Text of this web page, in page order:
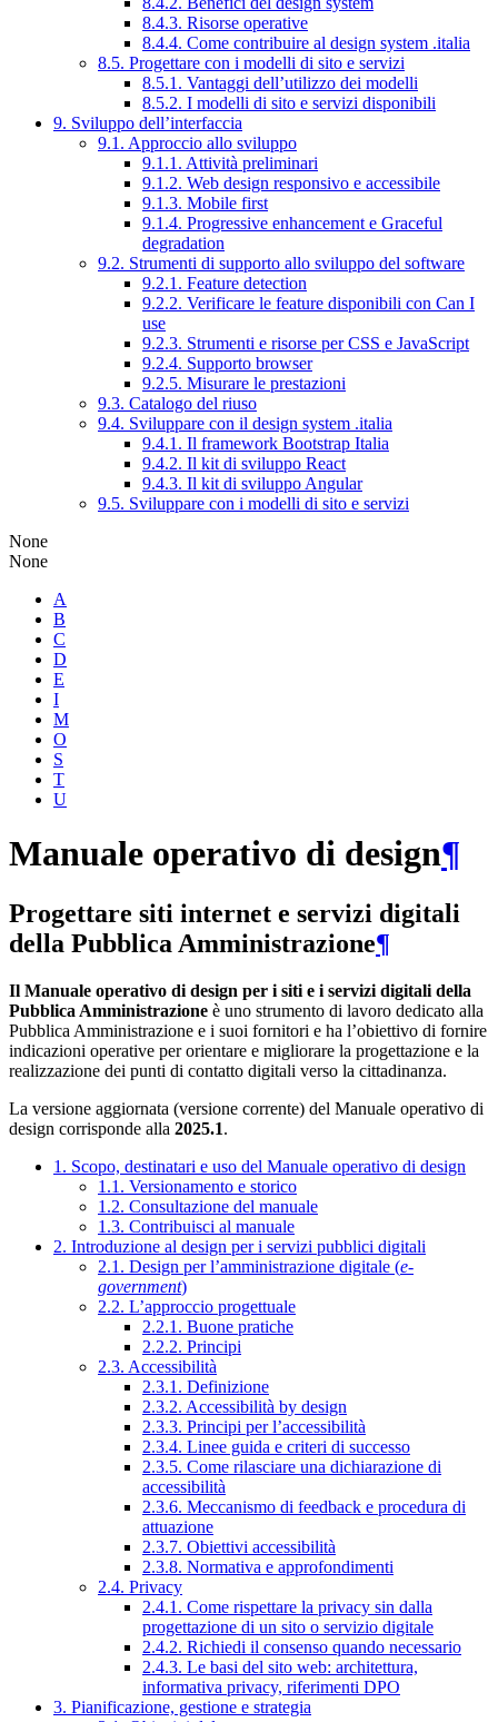
8.4.3. Risorse operative
8.4.4. Come contribuire al design system .italia
8.5. Progettare con i modelli di sito e servizi
8.5.1. Vantaggi dell’utilizzo dei modelli
8.5.2. I modelli di sito e servizi disponibili
9. Sviluppo dell’interfaccia
9.1. Approccio allo sviluppo
9.1.1. Attività preliminari
9.1.2. Web design responsivo e accessibile
9.1.3. Mobile first
9.1.4. Progressive enhancement e Graceful
degradation
9.2. Strumenti di supporto allo sviluppo del software
9.2.1. Feature detection
9.2.2. Verificare le feature disponibili con Can I
use
9.2.3. Strumenti e risorse per CSS e JavaScript
9.2.4. Supporto browser
9.2.5. Misurare le prestazioni
9.3. Catalogo del riuso
9.4. Sviluppare con il design system .italia
9.4.1. Il framework Bootstrap Italia
9.4.2. Il kit di sviluppo React
9.4.3. Il kit di sviluppo Angular
9.5. Sviluppare con i modelli di sito e servizi
None
None
A
B
C
D
E
I
M
O
S
T
U
Manuale operativo di design¶
Progettare siti internet e servizi digitali
della Pubblica Amministrazione¶
Il Manuale operativo di design per i siti e i servizi digitali della
Pubblica Amministrazione è uno strumento di lavoro dedicato alla
Pubblica Amministrazione e i suoi fornitori e ha l’obiettivo di fornire
indicazioni operative per orientare e migliorare la progettazione e la
realizzazione dei punti di contatto digitali verso la cittadinanza.
La versione aggiornata (versione corrente) del Manuale operativo di
design corrisponde alla 2025.1.
1. Scopo, destinatari e uso del Manuale operativo di design
1.1. Versionamento e storico
1.2. Consultazione del manuale
1.3. Contribuisci al manuale
2. Introduzione al design per i servizi pubblici digitali
2.1. Design per l’amministrazione digitale (e-
government)
2.2. L’approccio progettuale
2.2.1. Buone pratiche
2.2.2. Principi
2.3. Accessibilità
2.3.1. Definizione
2.3.2. Accessibilità by design
2.3.3. Principi per l’accessibilità
2.3.4. Linee guida e criteri di successo
2.3.5. Come rilasciare una dichiarazione di
accessibilità
2.3.6. Meccanismo di feedback e procedura di
attuazione
2.3.7. Obiettivi accessibilità
2.3.8. Normativa e approfondimenti
2.4. Privacy
2.4.1. Come rispettare la privacy sin dalla
progettazione di un sito o servizio digitale
2.4.2. Richiedi il consenso quando necessario
2.4.3. Le basi del sito web: architettura,
informativa privacy, riferimenti DPO
3. Pianificazione, gestione e strategia